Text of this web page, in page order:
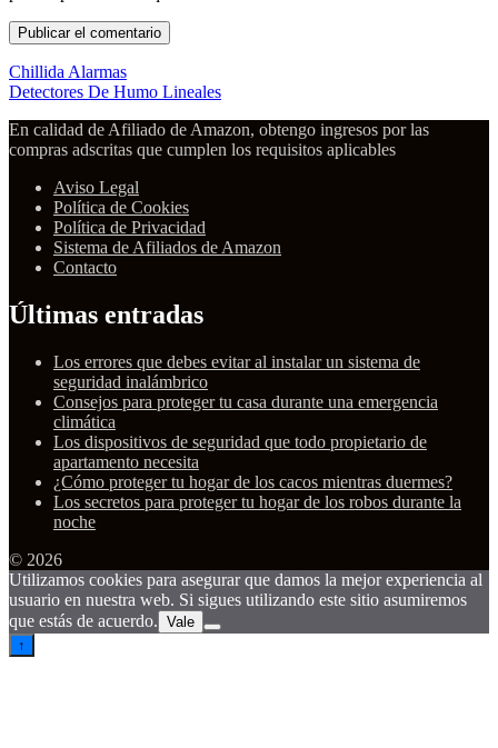
Chillida Alarmas
Detectores De Humo Lineales
En calidad de Afiliado de Amazon, obtengo ingresos por las
compras adscritas que cumplen los requisitos aplicables
Aviso Legal
Política de Cookies
Política de Privacidad
Sistema de Afiliados de Amazon
Contacto
Últimas entradas
Los errores que debes evitar al instalar un sistema de
seguridad inalámbrico
Consejos para proteger tu casa durante una emergencia
climática
Los dispositivos de seguridad que todo propietario de
apartamento necesita
¿Cómo proteger tu hogar de los cacos mientras duermes?
Los secretos para proteger tu hogar de los robos durante la
noche
© 2026
Utilizamos cookies para asegurar que damos la mejor experiencia al
usuario en nuestra web. Si sigues utilizando este sitio asumiremos
que estás de acuerdo. Vale
↑